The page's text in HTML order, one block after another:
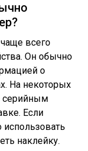
всего
Он обычно
о
На некоторых
серийным
Если
использовать
наклейку.